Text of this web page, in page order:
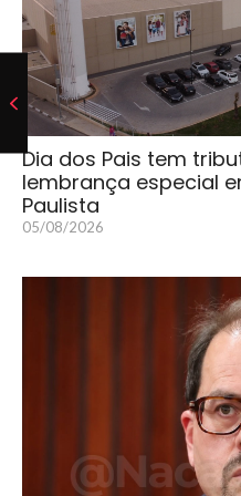
Dia dos Pais tem
lembrança especial
Paulista
05/08/2026